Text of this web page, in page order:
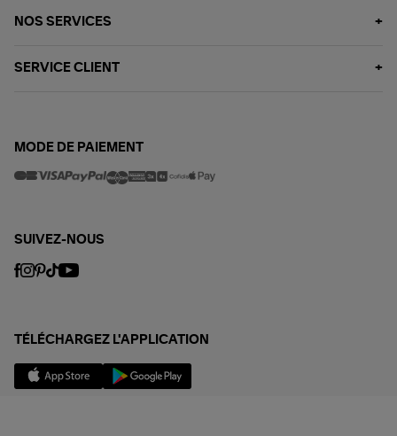
NOS SERVICES
SERVICE CLIENT
MODE DE PAIEMENT
SUIVEZ-NOUS
TÉLÉCHARGEZ L'APPLICATION